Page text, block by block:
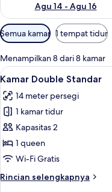
Agu 14 - Agu 16
Filter
tersedia
untuk
kamar
Semua kamar 1 tempat tidur
Menampilkan 8 dari 8 kamar
Lihat
semua
foto
untuk
Kamar
Double
Standar
13
Kamar Double Standar
14 meter persegi
1 kamar tidur
Kapasitas 2
1 queen
Wi-Fi Gratis
Rincian selengkapnya
Rincian